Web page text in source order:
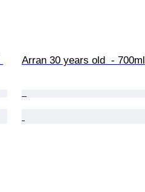
Arran 30 years old  - 700ml